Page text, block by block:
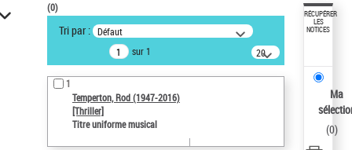
VOTRE RECHERCHE
Recherche avancée dans les
notices d’autorité
Œuvres liées à l'auteur :
Temperton, Rod (1947-2016)
Auteur d’œuvre
(0)
Tri par : Défaut
sur 1
20
résultats/page
1
Temperton, Rod (1947-2016)
[Thriller]
Titre uniforme musical
RÉCUPÉRER
LES
NOTICES
Ma
(0)